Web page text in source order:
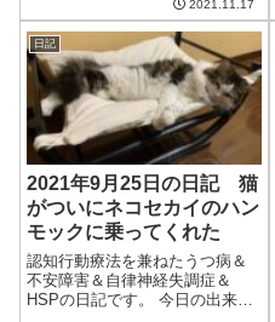
い一日だった。洗濯物の乾きが
悪く、浴室乾燥を少し使うこと
に。今後も大きく天気が崩れる
ことはないみたいけど、そのう
ち寒くなっていく...
2021.11.17
日記
2021年9月25日の日記 猫
がついにネコセカイのハン
モックに乗ってくれた
認知行動療法を兼ねたうつ病＆
不安障害＆自律神経失調症＆
HSPの日記です。 今日の出来事